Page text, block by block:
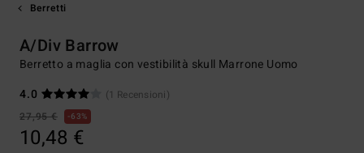
Berretti
A/Div Barrow
Berretto a maglia con vestibilità skull Marrone Uomo
4.0
(1 Recensioni)
27,95 €
63%
10,48 €